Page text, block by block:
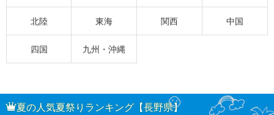
北陸 東海 関西 中国
四国 九州・沖縄
夏の人気夏祭りランキング【長野県】